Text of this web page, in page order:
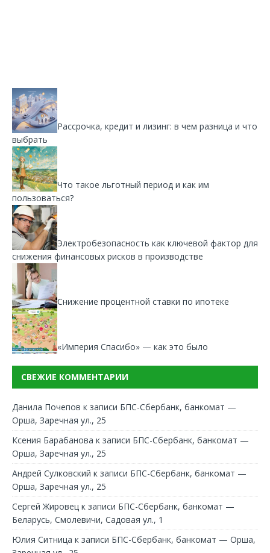
Рассрочка, кредит и лизинг: в чем разница и что
выбрать
Что такое льготный период и как им
пользоваться?
Электробезопасность как ключевой фактор для
снижения финансовых рисков в производстве
Снижение процентной ставки по ипотеке
«Империя Спасибо» — как это было
СВЕЖИЕ КОММЕНТАРИИ
Данила Почепов к записи БПС-Сбербанк, банкомат —
Орша, Заречная ул., 25
Ксения Барабанова к записи БПС-Сбербанк, банкомат —
Орша, Заречная ул., 25
Андрей Сулковский к записи БПС-Сбербанк, банкомат —
Орша, Заречная ул., 25
Сергей Жировец к записи БПС-Сбербанк, банкомат —
Беларусь, Смолевичи, Садовая ул., 1
Юлия Ситница к записи БПС-Сбербанк, банкомат — Орша,